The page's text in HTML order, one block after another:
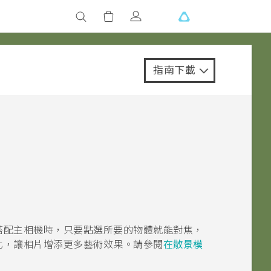
指南下載
配主相機時，只要點選所要的物體就能對焦，
讓相片增添更多藝術效果。請參閱在散景模